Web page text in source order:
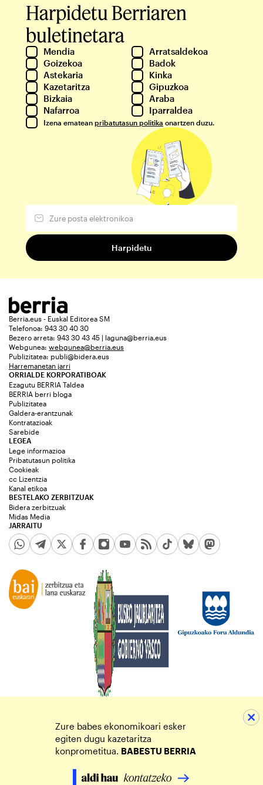
Harpidetu Berriaren
buletinetara
Mendia
Arratsaldekoa
Goizekoa
Badok
Astekaria
Kinka
Kazetaritza
Gipuzkoa
Bizkaia
Araba
Nafarroa
Iparraldea
Izena ematean pribatutasun politika onartzen duzu.
Berria.eus - Euskal Editorea SM
Telefonoa: 943 30 40 30
Bezero arreta: 943 30 43 45 | laguna@berria.eus
Webgunea: webgunea@berria.eus
Publizitatea: publi@bidera.eus
Harremanetan jarri
ORRIALDE KORPORATIBOAK
Ezagutu BERRIA Taldea
BERRIA berri bloga
Publizitatea
Galdera-erantzunak
Kontratazioak
Sarebide
JARRAITU
LEGEA
Lege informazioa
Pribatutasun politika
Cookieak
cc Lizentzia
Kanal etikoa
BESTELAKO ZERBITZUAK
Bidera zerbitzuak
Midas Media
Zure babes ekonomikoari esker
egiten dugu kazetaritza
konprometitua. BABESTU BERRIA